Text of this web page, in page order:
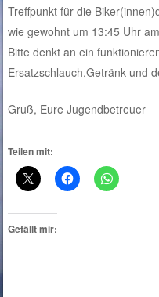
Treffpunkt für die
wie gewohnt um 13:45 Uhr
Bitte denkt an ein
Ersatzschlauch,Getränk und
Gruß, Eure Jugendbetreuer
Teilen mit:
Gefällt mir: